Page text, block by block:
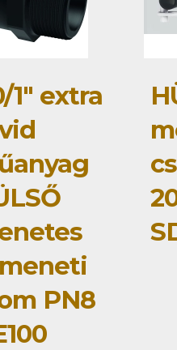
1" extra
PN8